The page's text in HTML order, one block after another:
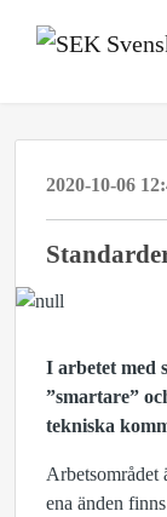
2020-10-06
I arbetet med
”smartare”
tekniska
Arbetsområdet
ena änden